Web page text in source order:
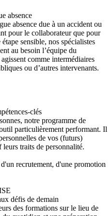
absence
absence due à un accident ou
pour le collaborateur que pour
sensible, nos spécialistes
au besoin l’équipe du
comme intermédiaires
ou d’autres intervenants.
clés
notre programme de
particulièrement performant. Il
de vos (futurs)
traits de personnalité.
recrutement, d'une promotion
défis de demain
des formations sur le lieu de